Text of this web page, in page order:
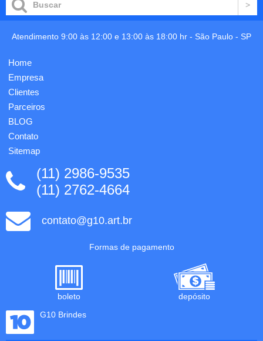
incluso
(capa -
frente),
miolo
em
papel
off-set
75gr,
impres...
grade.
branca
Atendimento 9:00 às 12:00 e 13:00 às 18:00 hr - São Paulo - SP
Home
Empresa
Clientes
Parceiros
BLOG
Contato
Sitemap
(11) 2986-9535
(11) 2762-4664
contato@g10.art.br
Formas de pagamento
boleto
depósito
G10 Brindes